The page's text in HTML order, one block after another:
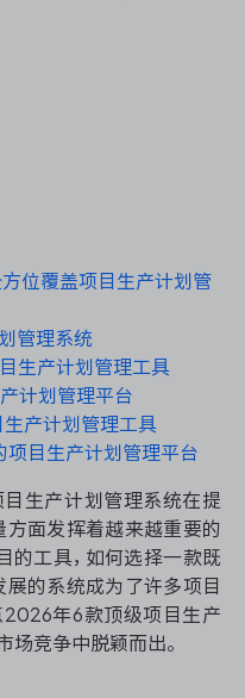
位覆盖项目生产计划管
管理系统
生产计划管理工具
计划管理平台
生产计划管理工具
项目生产计划管理平台
目生产计划管理系统在提
面发挥着越来越重要的
的工具，如何选择一款既
的系统成为了许多项目
2026年6款顶级项目生产
场竞争中脱颖而出。